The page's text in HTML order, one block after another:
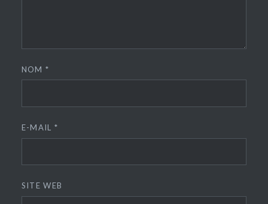
NOM*
E-MAIL *
SITE WEB